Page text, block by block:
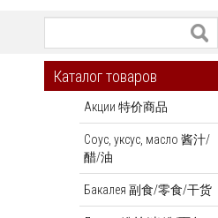
Каталог товаров
Акции 特价商品
Соус, уксус, масло 酱汁/
醋/油
Бакалея 副食/零食/干货